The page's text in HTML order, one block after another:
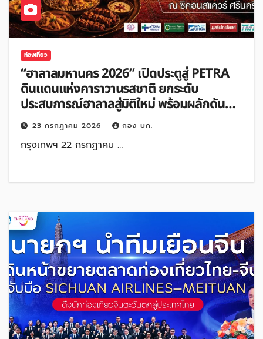
ท่องเที่ยว
“ฮาลาลมหานคร 2026” เปิดประตูสู่ PETRA
ดินแดนแห่งคาราวานรสชาติ ยกระดับ
ประสบการณ์ฮาลาลสู่มิติใหม่ พร้อมผลักดัน
เศรษฐกิจฮาลาลไทย
23 กรกฎาคม 2026 กอง บก.
กรุงเทพฯ 22 กรกฎาคม …